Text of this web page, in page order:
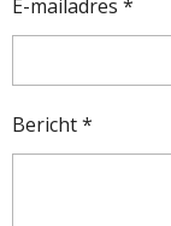
E-mailadres *
Bericht *